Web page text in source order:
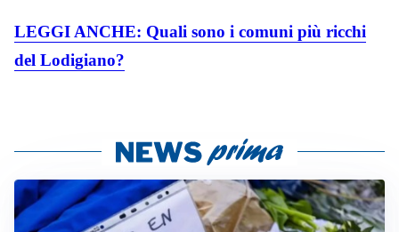
LEGGI ANCHE: Quali sono i comuni più ricchi
del Lodigiano?